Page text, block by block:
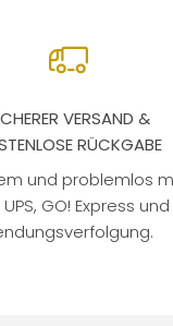
VERSAND &
RÜCKGABE
und problemlos
UPS, GO! Express und